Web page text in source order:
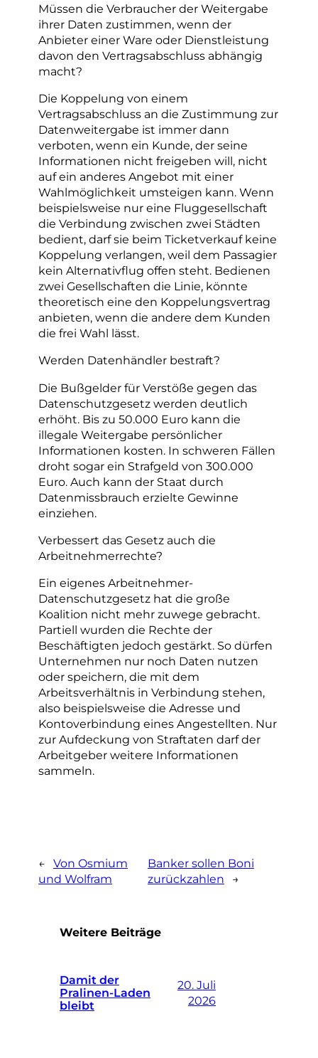
Müssen die Verbraucher der Weitergabe
ihrer Daten zustimmen, wenn der
Anbieter einer Ware oder Dienstleistung
davon den Vertragsabschluss abhängig
macht?
Die Koppelung von einem
Vertragsabschluss an die Zustimmung zur
Datenweitergabe ist immer dann
verboten, wenn ein Kunde, der seine
Informationen nicht freigeben will, nicht
auf ein anderes Angebot mit einer
Wahlmöglichkeit umsteigen kann. Wenn
beispielsweise nur eine Fluggesellschaft
die Verbindung zwischen zwei Städten
bedient, darf sie beim Ticketverkauf keine
Koppelung verlangen, weil dem Passagier
kein Alternativflug offen steht. Bedienen
zwei Gesellschaften die Linie, könnte
theoretisch eine den Koppelungsvertrag
anbieten, wenn die andere dem Kunden
die frei Wahl lässt.
Werden Datenhändler bestraft?
Die Bußgelder für Verstöße gegen das
Datenschutzgesetz werden deutlich
erhöht. Bis zu 50.000 Euro kann die
illegale Weitergabe persönlicher
Informationen kosten. In schweren Fällen
droht sogar ein Strafgeld von 300.000
Euro. Auch kann der Staat durch
Datenmissbrauch erzielte Gewinne
einziehen.
Verbessert das Gesetz auch die
Arbeitnehmerrechte?
Ein eigenes Arbeitnehmer-
Datenschutzgesetz hat die große
Koalition nicht mehr zuwege gebracht.
Partiell wurden die Rechte der
Beschäftigten jedoch gestärkt. So dürfen
Unternehmen nur noch Daten nutzen
oder speichern, die mit dem
Arbeitsverhältnis in Verbindung stehen,
also beispielsweise die Adresse und
Kontoverbindung eines Angestellten. Nur
zur Aufdeckung von Straftaten darf der
Arbeitgeber weitere Informationen
sammeln.
← Von Osmium
und Wolfram
Banker sollen Boni
zurückzahlen
→
Weitere Beiträge
Damit der
Pralinen-Laden
bleibt
20. Juli
2026